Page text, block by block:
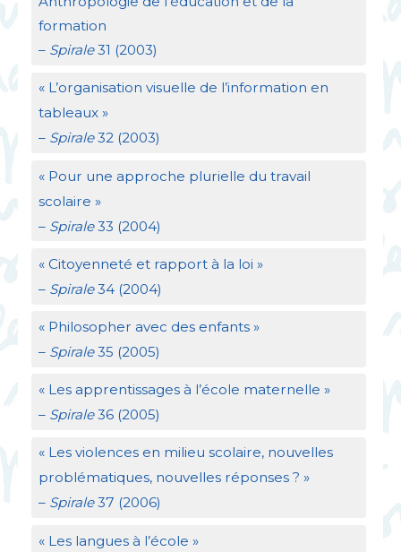
formation
– Spirale31 (2003)
« L’organisation visuelle de l’information en
tableaux »
– Spirale32 (2003)
« Pour une approche plurielle du travail
scolaire »
– Spirale33 (2004)
« Citoyenneté et rapport à la loi »
– Spirale34 (2004)
« Philosopher avec des enfants »
– Spirale35 (2005)
« Les apprentissages à l’école maternelle »
– Spirale36 (2005)
« Les violences en milieu scolaire, nouvelles
problématiques, nouvelles réponses ? »
– Spirale37 (2006)
« Les langues à l’école »